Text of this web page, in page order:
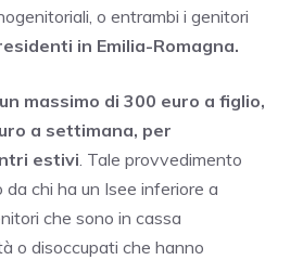
o entrambi i genitori
in Emilia-Romagna.
un massimo di 300 euro a figlio,
a settimana, per
estivi. Tale provvedimento
chi ha un Isee inferiore a
che sono in cassa
o disoccupati che hanno